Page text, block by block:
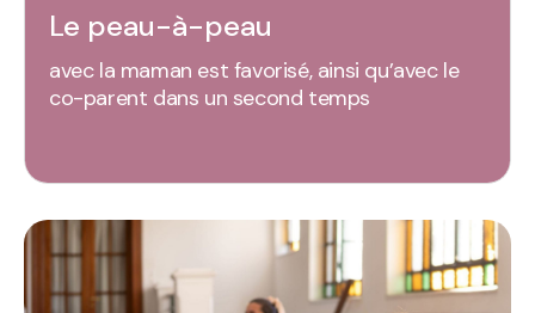
Le peau-à-peau
avec la maman est favorisé, ainsi qu’avec le
co-parent dans un second temps